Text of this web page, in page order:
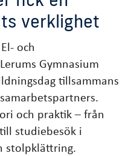
verklighet
och
Gymnasium
tillsammans
och praktik – från
studiebesök i
stolpklättring.